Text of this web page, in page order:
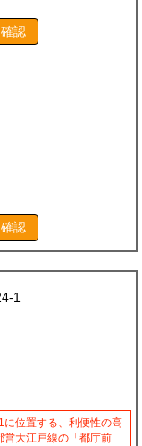
確認
確認
1
位置する、利便性の高
営大江戸線の「都庁前